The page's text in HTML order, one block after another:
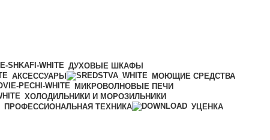
ДУХОВЫЕ ШКАФЫ
АКСЕССУАРЫ
МОЮЩИЕ СРЕДСТВА
МИКРОВОЛНОВЫЕ ПЕЧИ
ХОЛОДИЛЬНИКИ И МОРОЗИЛЬНИКИ
ПРОФЕССИОНАЛЬНАЯ ТЕХНИКА УЦЕНКА